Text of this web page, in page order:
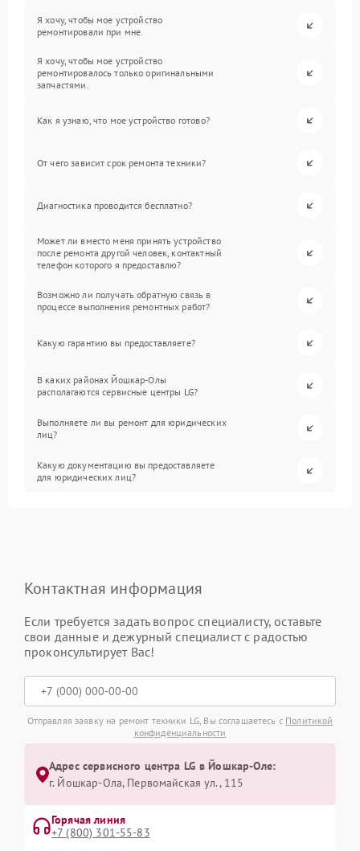
Я хочу, чтобы мое устройство
ремонтировали при мне.
Я хочу, чтобы мое устройство
ремонтировалось только оригинальными
запчастями.
Как я узнаю, что мое устройство готово?
От чего зависит срок ремонта техники?
Диагностика проводится бесплатно?
Может ли вместо меня принять устройство
после ремонта другой человек, контактный
телефон которого я предоставлю?
Возможно ли получать обратную связь в
процессе выполнения ремонтных работ?
Какую гарантию вы предоставляете?
В каких районах Йошкар-Олы
располагаются сервисные центры LG?
Выполняете ли вы ремонт для юридических
лиц?
Какую документацию вы предоставляете
для юридических лиц?
Контактная информация
Если требуется задать вопрос специалисту, оставьте
свои данные и дежурный специалист с радостью
проконсультирует Вас!
Отправляя заявку на ремонт техники LG, Вы соглашаетесь с Политикой
конфиденциальности
Адрес сервисного центра LG в Йошкар-Оле:
г. Йошкар-Ола, Первомайская ул., 115
Горячая линия
+7 (800) 301-55-83